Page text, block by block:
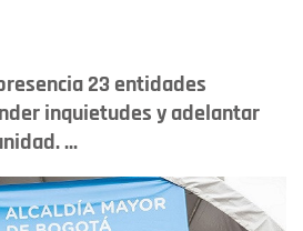
23 entidades
inquietudes y adelantar
...